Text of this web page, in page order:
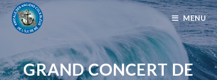
MENU
GRAND CONCERT DE